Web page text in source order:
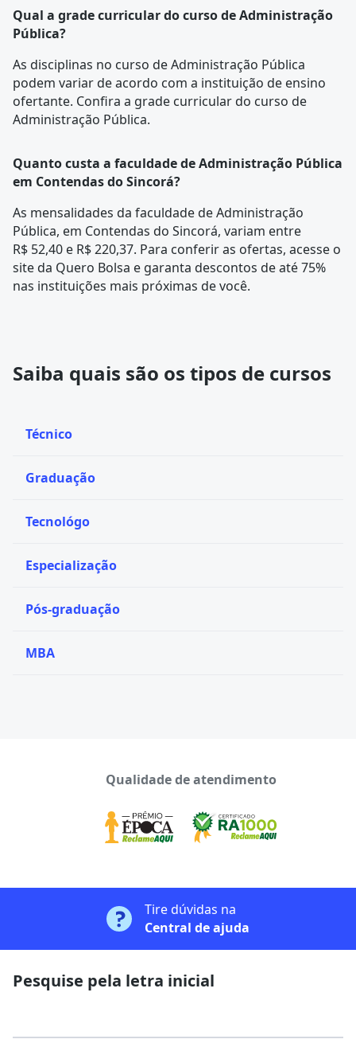
Qual a grade curricular do curso de Administração
Pública?
As disciplinas no curso de Administração Pública
podem variar de acordo com a instituição de ensino
ofertante. Confira a grade curriculardo curso de
Administração Pública.
Quanto custa a faculdade de Administração Pública
em Contendas do Sincorá?
As mensalidades da faculdade de Administração
Pública, em Contendas do Sincorá, variam entre
R$ 52,40 e R$ 220,37. Para conferir as ofertas, acesse o
site da Quero Bolsa e garanta descontos de até 75%
nas instituições mais próximas de você.
Saiba quais são os tipos de cursos
Técnico
Graduação
Tecnológo
Especialização
Pós-graduação
MBA
Qualidade de atendimento
Tire dúvidas na
Central de ajuda
Pesquise pela letra inicial